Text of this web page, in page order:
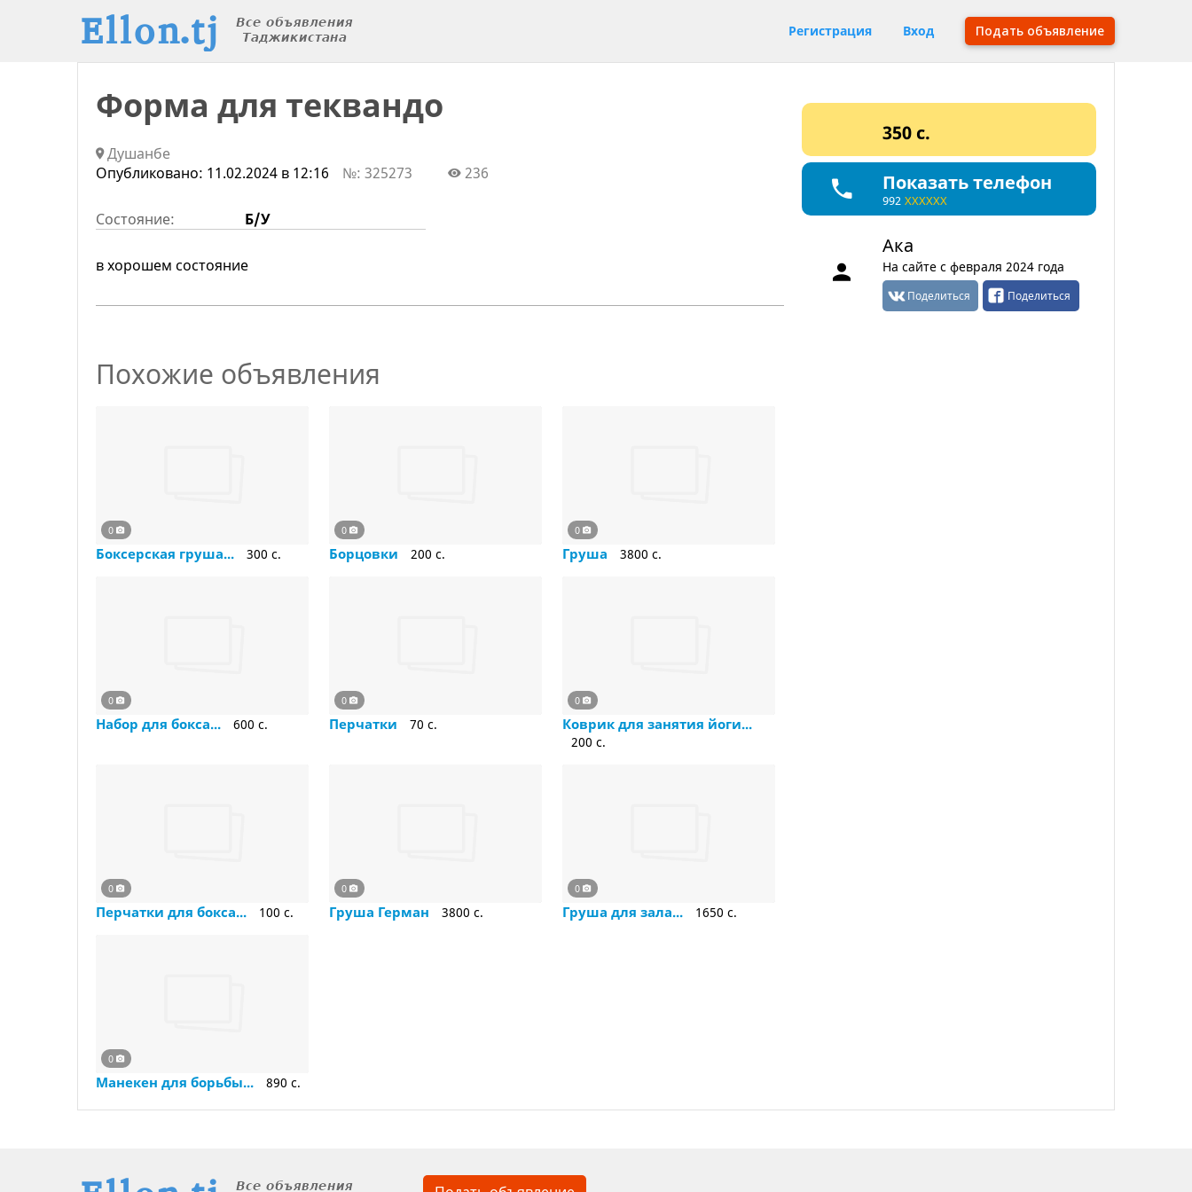
Регистрация Вход Подать объявление
Форма для теквандо
Душанбе
Опубликовано: 11.02.2024 в 12:16 №: 325273 236
Состояние: Б/У
в хорошем состояние
350 c.
Показать телефон
992 XXXXXX
Ака
На сайте с февраля 2024 года
Поделиться Поделиться
Похожие объявления
0
Боксерская груша... 300 c.
0
Борцовки 200 c.
0
Груша 3800 c.
0
Набор для бокса... 600 c.
0
Перчатки 70 c.
0
Коврик для занятия йоги...
200 c.
0
Перчатки для бокса... 100 c.
0
Груша Герман 3800 c.
0
Груша для зала... 1650 c.
0
Манекен для борьбы... 890 c.